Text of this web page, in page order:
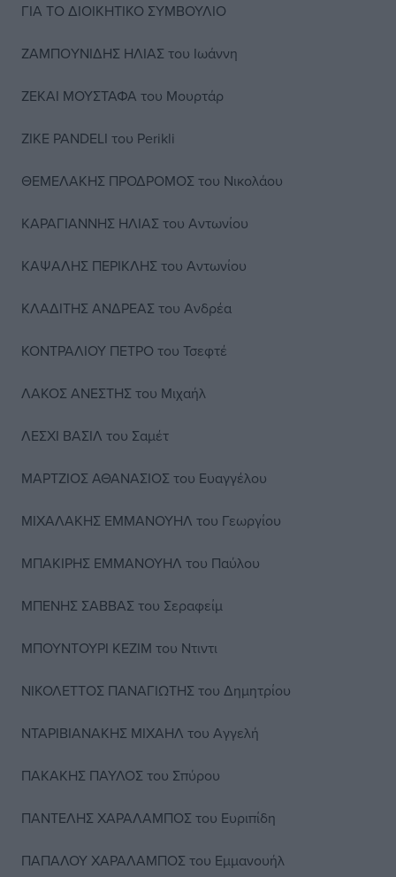
ΓΙΑ ΤΟ ΔΙΟΙΚΗΤΙΚΟ ΣΥΜΒΟΥΛΙΟ
ΖΑΜΠΟYΝΙΔΗΣ ΗΛΙΑΣ του Ιωάννη
ΖΕΚΑΙ ΜΟΥΣΤΑΦΑ του Μουρτάρ
ZIKE PANDELI του Perikli
ΘΕΜΕΛΑΚΗΣ ΠΡΟΔΡΟΜΟΣ του Νικολάου
ΚΑΡΑΓΙΑΝΝΗΣ ΗΛΙΑΣ του Αντωνίου
ΚΑΨΑΛΗΣ ΠΕΡΙΚΛΗΣ του Αντωνίου
ΚΛΑΔΙΤΗΣ ΑΝΔΡΕΑΣ του Ανδρέα
ΚΟΝΤΡΑΛΙΟΥ ΠΕΤΡΟ του Τσεφτέ
ΛΑΚΟΣ ΑΝΕΣΤΗΣ του Μιχαήλ
ΛΕΣΧΙ ΒΑΣΙΛ του Σαμέτ
ΜΑΡΤΖΙΟΣ ΑΘΑΝΑΣΙΟΣ του Ευαγγέλου
ΜΙΧΑΛΑΚΗΣ ΕΜΜΑΝΟΥΗΛ του Γεωργίου
ΜΠΑΚΙΡΗΣ ΕΜΜΑΝΟΥΗΛ του Παύλου
ΜΠΕΝΗΣ ΣΑΒΒΑΣ του Σεραφείμ
ΜΠΟΥΝΤΟΥΡΙ ΚΕΖΙΜ του Ντιντι
ΝΙΚΟΛΕΤΤΟΣ ΠΑΝΑΓΙΩΤΗΣ του Δημητρίου
ΝΤΑΡΙΒΙΑΝΑΚΗΣ ΜΙΧΑΗΛ του Αγγελή
ΠΑΚΑΚΗΣ ΠΑΥΛΟΣ του Σπύρου
ΠΑΝΤΕΛΗΣ ΧΑΡΑΛΑΜΠΟΣ του Ευριπίδη
ΠΑΠΑΛΟΥ ΧΑΡΑΛΑΜΠΟΣ του Εμμανουήλ